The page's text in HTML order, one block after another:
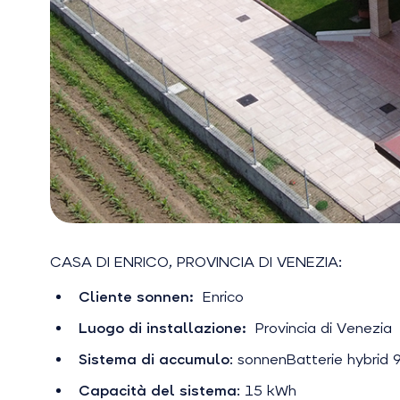
CASA DI ENRICO, PROVINCIA DI VENEZIA:
Cliente sonnen: Enrico
Luogo di installazione: Provincia di Venezia
Sistema di accumulo: sonnenBatterie hybrid
Capacità del sistema: 15 kWh